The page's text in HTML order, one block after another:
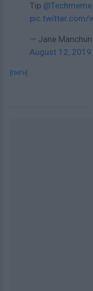
Tip @Techmeme
pic.twitter.com/
— Jane
August 12, 2019
[ΠΗΓΗ]